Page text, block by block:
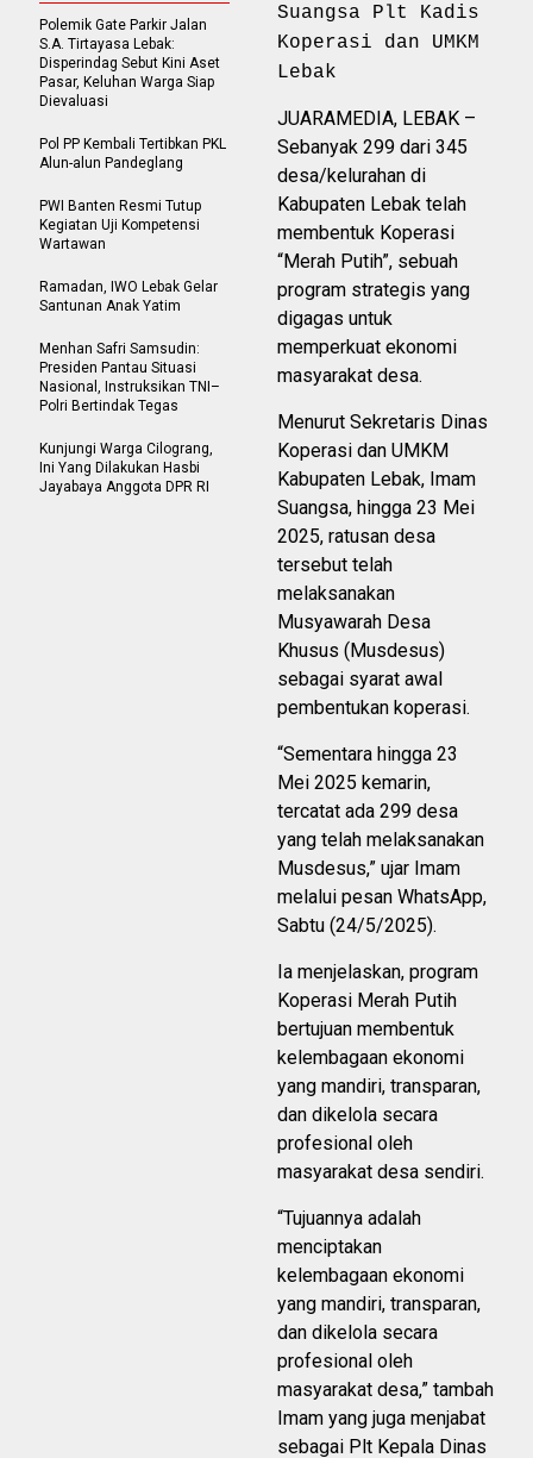
Suangsa Plt Kadis
Koperasi dan UMKM
Lebak
JUARAMEDIA, LEBAK –
Sebanyak 299 dari 345
desa/kelurahan di
Kabupaten Lebak telah
membentuk Koperasi
“Merah Putih”, sebuah
program strategis yang
digagas untuk
memperkuat ekonomi
masyarakat desa.
Menurut Sekretaris Dinas
Koperasi dan UMKM
Kabupaten Lebak, Imam
Suangsa, hingga 23 Mei
2025, ratusan desa
tersebut telah
melaksanakan
Musyawarah Desa
Khusus (Musdesus)
sebagai syarat awal
pembentukan koperasi.
“Sementara hingga 23
Mei 2025 kemarin,
tercatat ada 299 desa
yang telah melaksanakan
Musdesus,” ujar Imam
melalui pesan WhatsApp,
Sabtu (24/5/2025).
Ia menjelaskan, program
Koperasi Merah Putih
bertujuan membentuk
kelembagaan ekonomi
yang mandiri, transparan,
dan dikelola secara
profesional oleh
masyarakat desa sendiri.
“Tujuannya adalah
menciptakan
kelembagaan ekonomi
yang mandiri, transparan,
dan dikelola secara
profesional oleh
masyarakat desa,” tambah
Imam yang juga menjabat
sebagai Plt Kepala Dinas
Polemik Gate Parkir Jalan
S.A. Tirtayasa Lebak:
Disperindag Sebut Kini Aset
Pasar, Keluhan Warga Siap
Dievaluasi
Pol PP Kembali Tertibkan PKL
Alun-alun Pandeglang
PWI Banten Resmi Tutup
Kegiatan Uji Kompetensi
Wartawan
Ramadan, IWO Lebak Gelar
Santunan Anak Yatim
Menhan Safri Samsudin:
Presiden Pantau Situasi
Nasional, Instruksikan TNI–
Polri Bertindak Tegas
Kunjungi Warga Cilograng,
Ini Yang Dilakukan Hasbi
Jayabaya Anggota DPR RI